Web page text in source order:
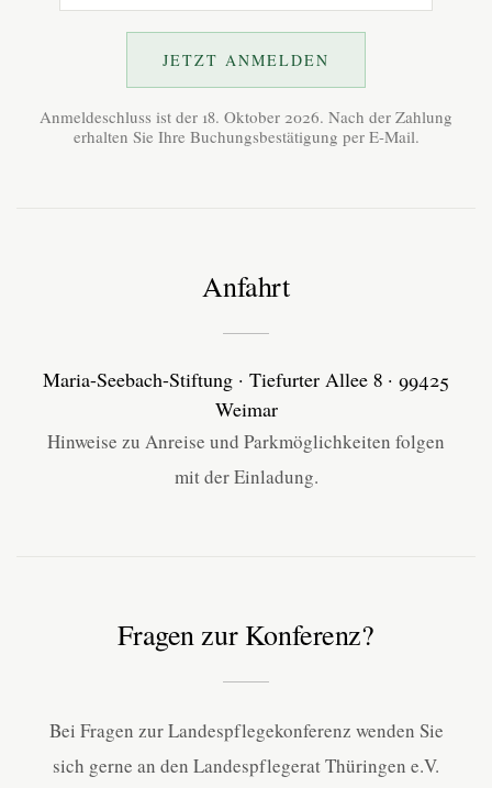
JETZT ANMELDEN
Anmeldeschluss ist der 18. Oktober 2026. Nach der Zahlung
erhalten Sie Ihre Buchungsbestätigung per E-Mail.
Anfahrt
Maria-Seebach-Stiftung · Tiefurter Allee 8 · 99425
Weimar
Hinweise zu Anreise und Parkmöglichkeiten folgen
mit der Einladung.
Fragen zur Konferenz?
Bei Fragen zur Landespflegekonferenz wenden Sie
sich gerne an den Landespflegerat Thüringen e.V.